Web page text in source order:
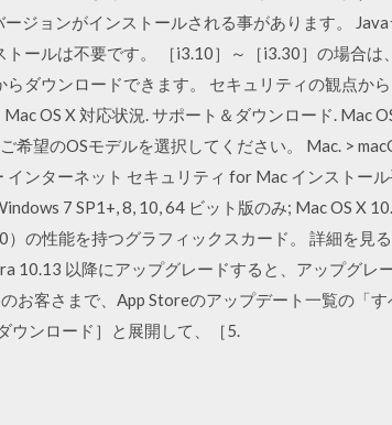
ジョンがインストールされる事があります。 Java
ールは不要です。 ［i3.10］～［i3.30］の場合は
ダウンロードできます。 セキュリティの観点から
OS X 対応状況. サポート＆ダウンロード. Mac
希望のOSモデルを選択してください。 Mac. >
インターネット セキュリティ for Mac インストー
7 SP1+, 8, 10, 64 ビット版のみ; Mac OS X
の性能を持つグラフィックスカード。 詳細を見る
10.13 以降にアップグレードすると、アップグレ
お客さまで、App Storeのアップデート一覧の「す
ンロード］と展開して、［5.